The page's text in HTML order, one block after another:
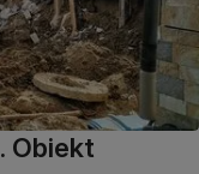
Obiekt